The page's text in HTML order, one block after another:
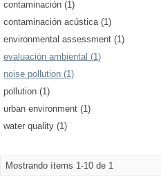
contaminación (1)
contaminación acústica (1)
environmental assessment (1)
evaluación ambiental (1)
noise pollution (1)
pollution (1)
urban environment (1)
water quality (1)
Mostrando ítems 1-10 de 1